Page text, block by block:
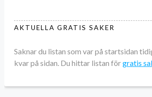
AKTUELLA GRATIS SAKER
Saknar du listan som var på startsidan
kvar på sidan. Du hittar listan förgratis